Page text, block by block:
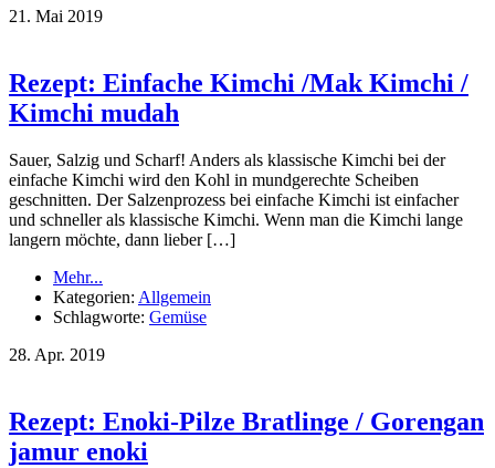
21. Mai 2019
Rezept: Einfache Kimchi /Mak Kimchi /
Kimchi mudah
Sauer, Salzig und Scharf! Anders als klassische Kimchi bei der
einfache Kimchi wird den Kohl in mundgerechte Scheiben
geschnitten. Der Salzenprozess bei einfache Kimchi ist einfacher
und schneller als klassische Kimchi. Wenn man die Kimchi lange
langern möchte, dann lieber […]
Mehr...
Kategorien: Allgemein
Schlagworte: Gemüse
28. Apr. 2019
Rezept: Enoki-Pilze Bratlinge / Gorengan
jamur enoki